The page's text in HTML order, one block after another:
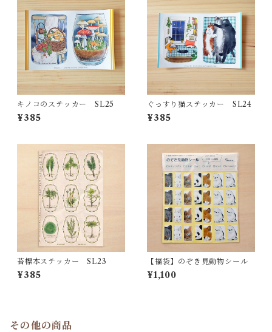
キノコのステッカー SL25
¥385
ぐっすり猫ステッカー SL24
¥385
苔標本ステッカー SL23
¥385
【福袋】のぞき見動物シール
¥1,100
その他の商品